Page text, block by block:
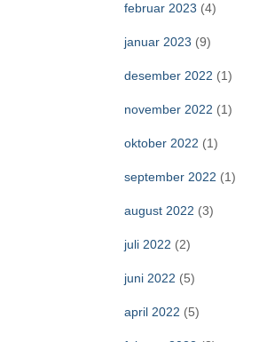
februar 2023 (4)
januar 2023 (9)
desember 2022 (1)
november 2022 (1)
oktober 2022 (1)
september 2022 (1)
august 2022 (3)
juli 2022 (2)
juni 2022 (5)
april 2022 (5)